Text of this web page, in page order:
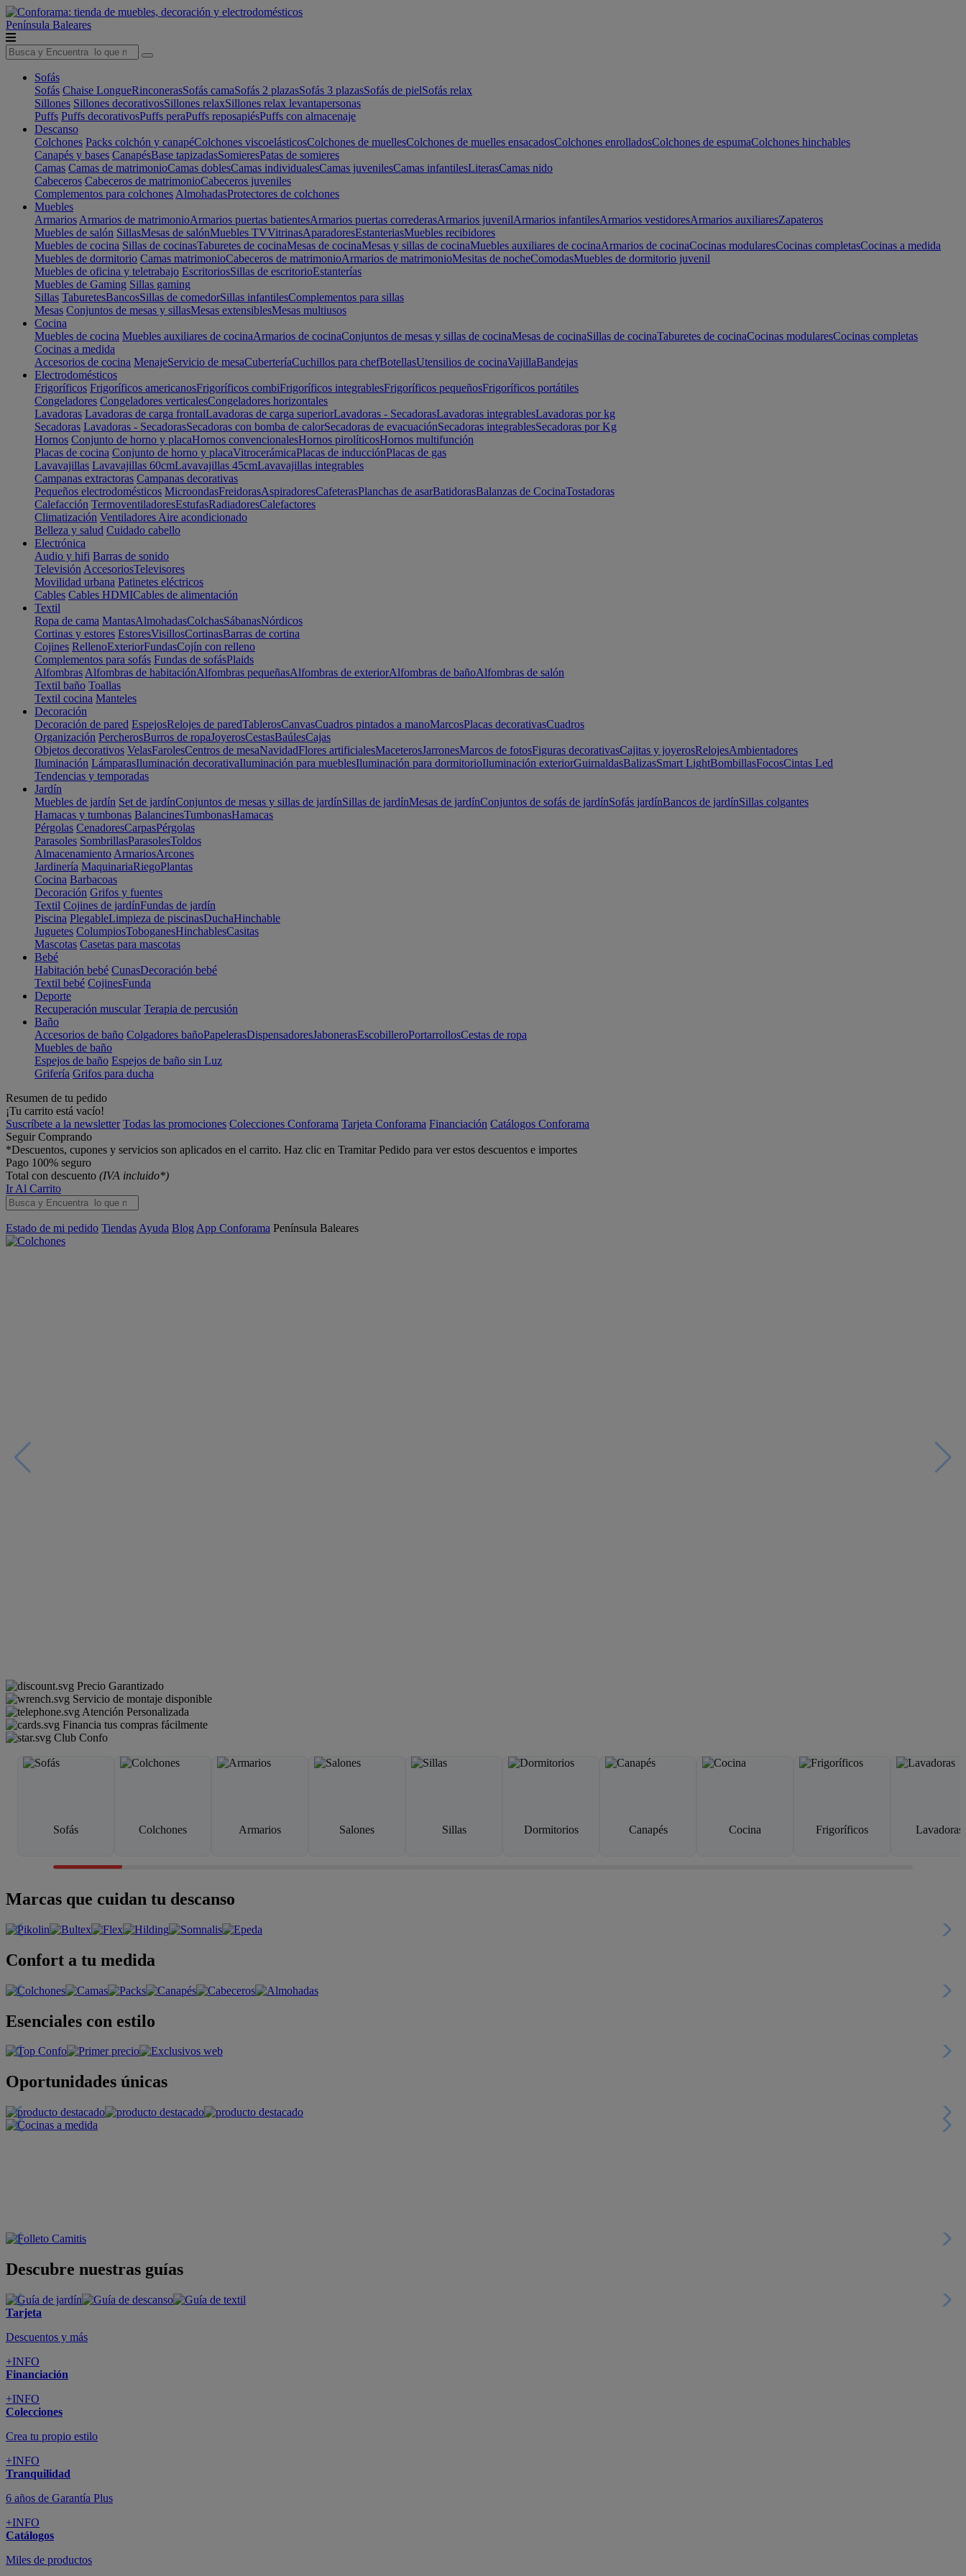
Península Baleares
Sofás
Sofás Chaise LongueRinconerasSofás camaSofás 2 plazasSofás 3 plazasSofás de pielSofás relax
Sillones Sillones decorativosSillones relaxSillones relax levantapersonas
Puffs Puffs decorativosPuffs peraPuffs reposapiésPuffs con almacenaje
Descanso
Colchones Packs colchón y canapéColchones viscoelásticosColchones de muellesColchones de muelles ensacadosColchones enrolladosColchones de espumaColchones hinchables
Canapés y bases CanapésBase tapizadasSomieresPatas de somieres
Camas Camas de matrimonioCamas doblesCamas individualesCamas juvenilesCamas infantilesLiterasCamas nido
Cabeceros Cabeceros de matrimonioCabeceros juveniles
Complementos para colchones AlmohadasProtectores de colchones
Muebles
Armarios Armarios de matrimonioArmarios puertas batientesArmarios puertas correderasArmarios juvenilArmarios infantilesArmarios vestidoresArmarios auxiliaresZapateros
Muebles de salón SillasMesas de salónMuebles TVVitrinasAparadoresEstanteriasMuebles recibidores
Muebles de cocina Sillas de cocinasTaburetes de cocinaMesas de cocinaMesas y sillas de cocinaMuebles auxiliares de cocinaArmarios de cocinaCocinas modularesCocinas completasCocinas a medida
Muebles de dormitorio Camas matrimonioCabeceros de matrimonioArmarios de matrimonioMesitas de nocheComodasMuebles de dormitorio juvenil
Muebles de oficina y teletrabajo EscritoriosSillas de escritorioEstanterías
Muebles de Gaming Sillas gaming
Sillas TaburetesBancosSillas de comedorSillas infantilesComplementos para sillas
Mesas Conjuntos de mesas y sillasMesas extensiblesMesas multiusos
Cocina
Muebles de cocina Muebles auxiliares de cocinaArmarios de cocinaConjuntos de mesas y sillas de cocinaMesas de cocinaSillas de cocinaTaburetes de cocinaCocinas modularesCocinas completas
Cocinas a medida
Accesorios de cocina MenajeServicio de mesaCuberteríaCuchillos para chefBotellasUtensilios de cocinaVajillaBandejas
Electrodomésticos
Frigoríficos Frigoríficos americanosFrigoríficos combiFrigoríficos integrablesFrigoríficos pequeñosFrigoríficos portátiles
Congeladores Congeladores verticalesCongeladores horizontales
Lavadoras Lavadoras de carga frontalLavadoras de carga superiorLavadoras - SecadorasLavadoras integrablesLavadoras por kg
Secadoras Lavadoras - SecadorasSecadoras con bomba de calorSecadoras de evacuaciónSecadoras integrablesSecadoras por Kg
Hornos Conjunto de horno y placaHornos convencionalesHornos pirolíticosHornos multifunción
Placas de cocina Conjunto de horno y placaVitrocerámicaPlacas de inducciónPlacas de gas
Lavavajillas Lavavajillas 60cmLavavajillas 45cmLavavajillas integrables
Campanas extractoras Campanas decorativas
Pequeños electrodomésticos MicroondasFreidorasAspiradoresCafeterasPlanchas de asarBatidorasBalanzas de CocinaTostadoras
Calefacción TermoventiladoresEstufasRadiadoresCalefactores
Climatización Ventiladores Aire acondicionado
Belleza y salud Cuidado cabello
Electrónica
Audio y hifi Barras de sonido
Televisión AccesoriosTelevisores
Movilidad urbana Patinetes eléctricos
Cables Cables HDMICables de alimentación
Textil
Ropa de cama MantasAlmohadasColchasSábanasNórdicos
Cortinas y estores EstoresVisillosCortinasBarras de cortina
Cojines RellenoExteriorFundasCojín con relleno
Complementos para sofás Fundas de sofásPlaids
Alfombras Alfombras de habitaciónAlfombras pequeñasAlfombras de exteriorAlfombras de bañoAlfombras de salón
Textil baño Toallas
Textil cocina Manteles
Decoración
Decoración de pared EspejosRelojes de paredTablerosCanvasCuadros pintados a manoMarcosPlacas decorativasCuadros
Organización PercherosBurros de ropaJoyerosCestasBaúlesCajas
Objetos decorativos VelasFarolesCentros de mesaNavidadFlores artificialesMaceterosJarronesMarcos de fotosFiguras decorativasCajitas y joyerosRelojesAmbientadores
Iluminación LámparasIluminación decorativaIluminación para mueblesIluminación para dormitorioIluminación exteriorGuirnaldasBalizasSmart LightBombillasFocosCintas Led
Tendencias y temporadas
Jardín
Muebles de jardín Set de jardínConjuntos de mesas y sillas de jardínSillas de jardínMesas de jardínConjuntos de sofás de jardínSofás jardínBancos de jardínSillas colgantes
Hamacas y tumbonas BalancinesTumbonasHamacas
Pérgolas CenadoresCarpasPérgolas
Parasoles SombrillasParasolesToldos
Almacenamiento ArmariosArcones
Jardinería MaquinariaRiegoPlantas
Cocina Barbacoas
Decoración Grifos y fuentes
Textil Cojines de jardínFundas de jardín
Piscina PlegableLimpieza de piscinasDuchaHinchable
Juguetes ColumpiosToboganesHinchablesCasitas
Mascotas Casetas para mascotas
Bebé
Habitación bebé CunasDecoración bebé
Textil bebé CojinesFunda
Deporte
Recuperación muscular Terapia de percusión
Baño
Accesorios de baño Colgadores bañoPapelerasDispensadoresJabonerasEscobilleroPortarrollosCestas de ropa
Muebles de baño
Espejos de baño Espejos de baño sin Luz
Grifería Grifos para ducha
Resumen de tu pedido
¡Tu carrito está vacío!
Suscríbete a la newsletter Todas las promociones Colecciones Conforama Tarjeta Conforama Financiación Catálogos Conforama
Seguir Comprando
*Descuentos, cupones y servicios son aplicados en el carrito. Haz clic en Tramitar Pedido para ver estos descuentos e importes
Pago 100% seguro
Total con descuento (IVA incluido*)
Ir Al Carrito
Estado de mi pedido Tiendas Ayuda Blog App Conforama Península Baleares
Precio Garantizado
Servicio de montaje disponible
Atención Personalizada
Financia tus compras fácilmente
Club Confo
Sofás Colchones Armarios Salones Sillas Dormitorios Canapés Cocina Frigoríficos Lavadoras
Marcas que cuidan tu descanso
Confort a tu medida
Esenciales con estilo
Oportunidades únicas
Descubre nuestras guías
Tarjeta
Descuentos y más
+INFO
Financiación
+INFO
Colecciones
Crea tu propio estilo
+INFO
Tranquilidad
6 años de Garantía Plus
+INFO
Catálogos
Miles de productos